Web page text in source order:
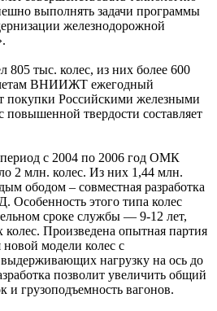
выполнять задачи программы
железнодорожной
805 тыс. колес, из них более 600
ВНИИЖТ ежегодный
покупки Российскими железными
повышенной твердости составляет
с 2004 по 2006 год ОМК
2 млн. колес. Из них 1,44 млн.
ободом – совместная разработка
этого типа колес
сроке службы — 9-12 лет,
Произведена опытная партия
новой модели колес с
нагрузку на ось до
позволит увеличить общий
и грузоподъемность вагонов.